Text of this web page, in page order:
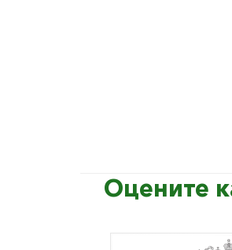
Оцените